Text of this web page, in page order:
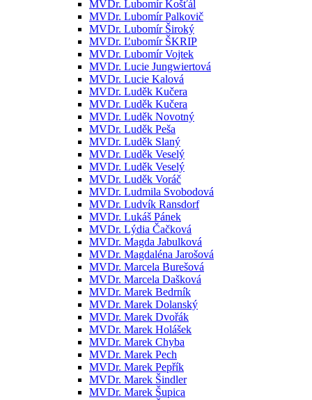
MVDr. Lubomír Košťál
MVDr. Lubomír Palkovič
MVDr. Lubomír Široký
MVDr. Ľubomír ŠKRIP
MVDr. Lubomír Vojtek
MVDr. Lucie Jungwiertová
MVDr. Lucie Kalová
MVDr. Luděk Kučera
MVDr. Luděk Kučera
MVDr. Luděk Novotný
MVDr. Luděk Peša
MVDr. Luděk Slaný
MVDr. Luděk Veselý
MVDr. Luděk Veselý
MVDr. Luděk Voráč
MVDr. Ludmila Svobodová
MVDr. Ludvík Ransdorf
MVDr. Lukáš Pánek
MVDr. Lýdia Čačková
MVDr. Magda Jabulková
MVDr. Magdaléna Jarošová
MVDr. Marcela Burešová
MVDr. Marcela Dašková
MVDr. Marek Bedrník
MVDr. Marek Dolanský
MVDr. Marek Dvořák
MVDr. Marek Holášek
MVDr. Marek Chyba
MVDr. Marek Pech
MVDr. Marek Pepřík
MVDr. Marek Šindler
MVDr. Marek Šupica